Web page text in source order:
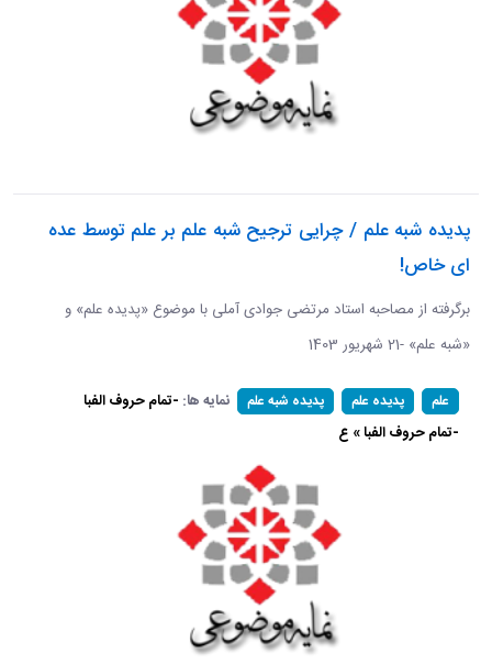
پدیده شبه علم / چرایی ترجیح شبه علم بر علم توسط عده
ای خاص!
برگرفته از مصاحبه استاد مرتضی جوادی آملی با موضوع «پدیده علم» و
«شبه علم» -21 شهریور 1403
علم پدیده علم پدیده شبه علم نمایه ها: -تمام حروف الفبا
-تمام حروف الفبا » ع